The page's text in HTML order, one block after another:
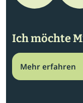
Ich möchte
Mehr erfahren